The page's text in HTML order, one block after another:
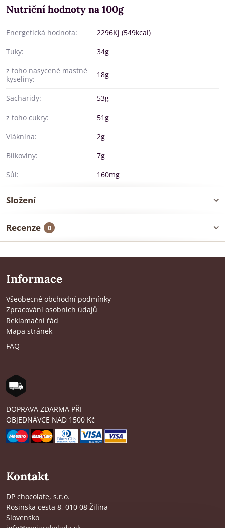
Nutriční hodnoty na 100g
Energetická hodnota:
2296Kj (549kcal)
Tuky:
34g
z toho nasycené mastné
kyseliny:
18g
Sacharidy:
53g
z toho cukry:
51g
Vláknina:
2g
Bílkoviny:
7g
Sůl:
160mg
Složení
Recenze 0
Informace
Všeobecné obchodní podmínky
Zpracování osobních údajů
Reklamační řád
Mapa stránek
FAQ
DOPRAVA ZDARMA PŘI
OBJEDNÁVCE NAD 1500 Kč
Kontakt
DP chocolate, s.r.o.
Rosinska cesta 8, 010 08 Žilina
Slovensko